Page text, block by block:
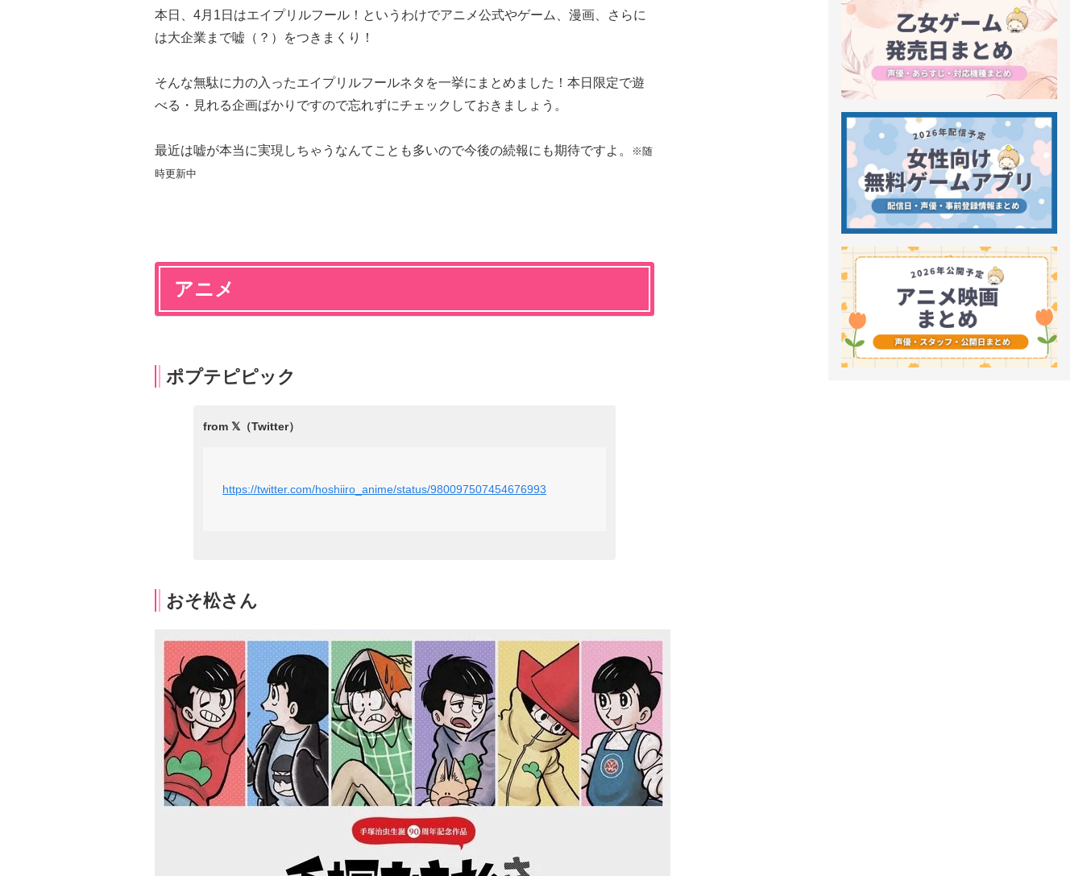
本日、4月1日はエイプリルフール！というわけでアニメ公式やゲーム、漫画、さらに
は大企業まで嘘（？）をつきまくり！
そんな無駄に力の入ったエイプリルフールネタを一挙にまとめました！本日限定で遊
べる・見れる企画ばかりですので忘れずにチェックしておきましょう。
最近は嘘が本当に実現しちゃうなんてことも多いので今後の続報にも期待ですよ。
※随
時更新中
アニメ
ポプテピピック
https://twitter.com/hoshiiro_anime/status/980097507454676993
おそ松さん